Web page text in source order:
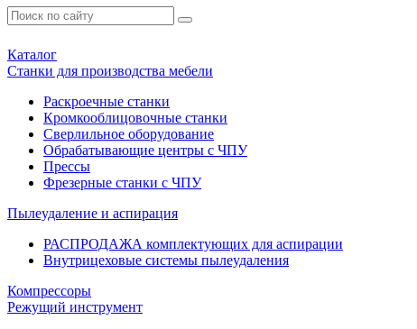
Каталог
Станки для производства мебели
Раскроечные станки
Кромкооблицовочные станки
Сверлильное оборудование
Обрабатывающие центры с ЧПУ
Прессы
Фрезерные станки с ЧПУ
Пылеудаление и аспирация
РАСПРОДАЖА комплектующих для аспирации
Внутрицеховые системы пылеудаления
Компрессоры
Режущий инструмент